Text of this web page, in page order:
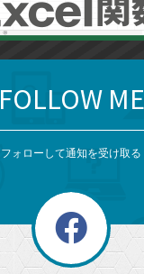
FOLLOW ME
フォローして通知を受け取る